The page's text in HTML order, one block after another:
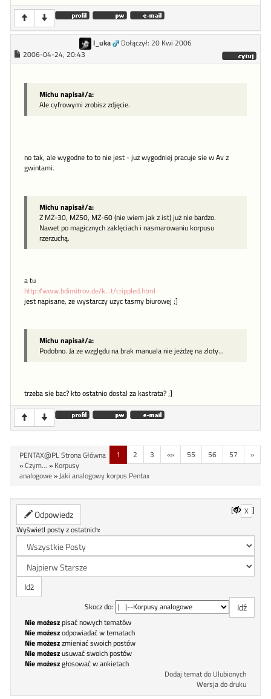
l_uka
Dołączył: 20 Kwi 2006
2006-04-24, 20:43
Michu napisał/a:
Ale cyfrowymi zrobisz zdjęcie.
no tak, ale wygodne to to nie jest - juz wygodniej pracuje sie w Av z
gwintami.
Michu napisał/a:
Z MZ-30, MZ50, MZ-60 (nie wiem jak z ist) już nie bardzo.
Nawet po magicznych zaklęciach i nasmarowaniu korpusu
rzerzuchą.
a tu
http://www.bdimitrov.de/k...t/crippled.html
jest napisane, ze wystarczy uzyc tasmy biurowej ;]
Michu napisał/a:
Podobno. Ja ze względu na brak manuala nie jeżdzę na zloty...
trzeba sie bac? kto ostatnio dostal za kastrata? ;]
1 2 3 «» 55 56 57 »
PENTAX@PL Strona Główna
»Czym... » Korpusy
analogowe»Jaki analogowy korpus Pentax
Odpowiedz [ X ]
Wyświetl posty z ostatnich:
Skocz do:
Nie możeszpisać nowych tematów
Nie możeszodpowiadać w tematach
Nie możeszzmieniać swoich postów
Nie możeszusuwać swoich postów
Nie możeszgłosować w ankietach
Dodaj temat do Ulubionych
Wersja do druku